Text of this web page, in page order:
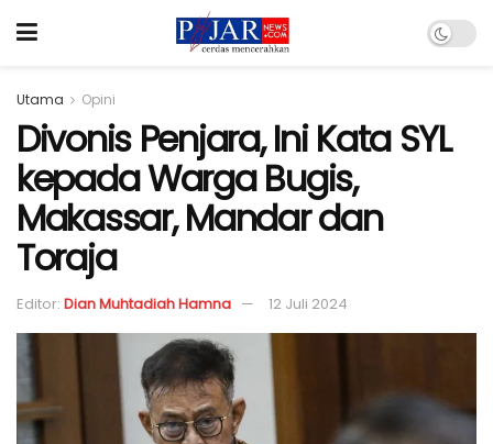
Utama Opini
Divonis Penjara, Ini Kata SYL
kepada Warga Bugis,
Makassar, Mandar dan
Toraja
Editor: Dian Muhtadiah Hamna 12 Juli 2024